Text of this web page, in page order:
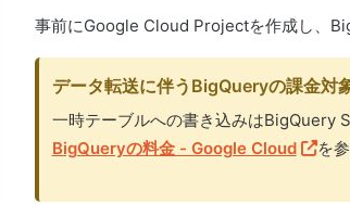
事前にGoogle Cloud Projectを作成し、
データ転送に伴うBigQueryの課金対
一時テーブルへの書き込みはBigQuery
BigQueryの料金 - Google Cloud
を